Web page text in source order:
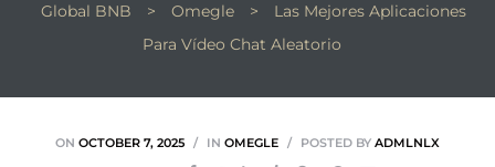
Global BNB > Omegle >
Las Mejores Aplicaciones
Para Vídeo Chat Aleatorio
ON OCTOBER 7, 2025 IN OMEGLE POSTED BY ADMLNLX